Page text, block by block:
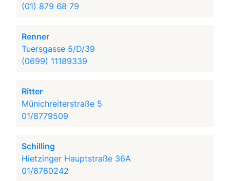
(01) 879 68 79
Renner
Tuersgasse 5/D/39
(0699) 11189339
Ritter
Münichreiterstraße 5
01/8779509
Schilling
Hietzinger Hauptstraße 36A
01/8760242